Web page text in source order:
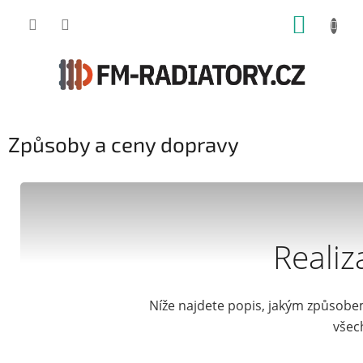
Způsoby a ceny dopravy
Níže najdete popis, jakým